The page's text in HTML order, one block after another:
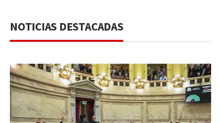
NOTICIAS DESTACADAS